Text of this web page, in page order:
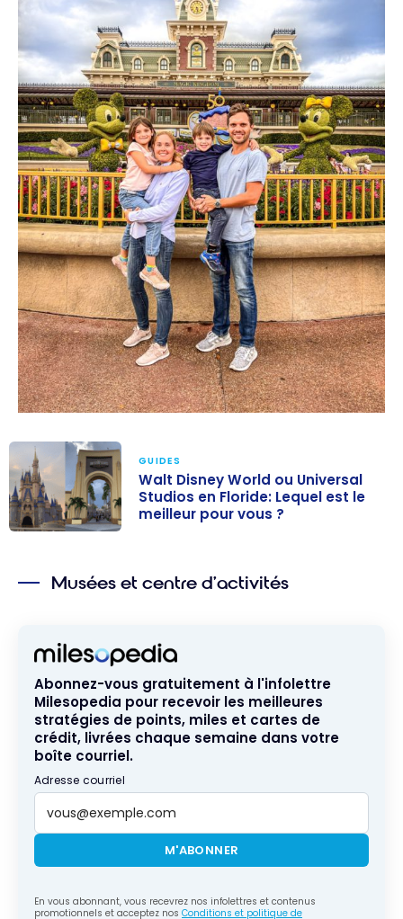
Universal
est le meilleur
pour vous ?
GUIDES
Walt Disney World ou Universal
Studios en Floride: Lequel est le
meilleur pour vous ?
Musées et centre d’activités
Abonnez-vous gratuitement à l'infolettre
Milesopedia pour recevoir les meilleures
stratégies de points, miles et cartes de
crédit, livrées chaque semaine dans votre
boîte courriel.
Adresse courriel
M'ABONNER
En vous abonnant, vous recevrez nos infolettres et contenus
promotionnels et acceptez nos Conditions et politique de